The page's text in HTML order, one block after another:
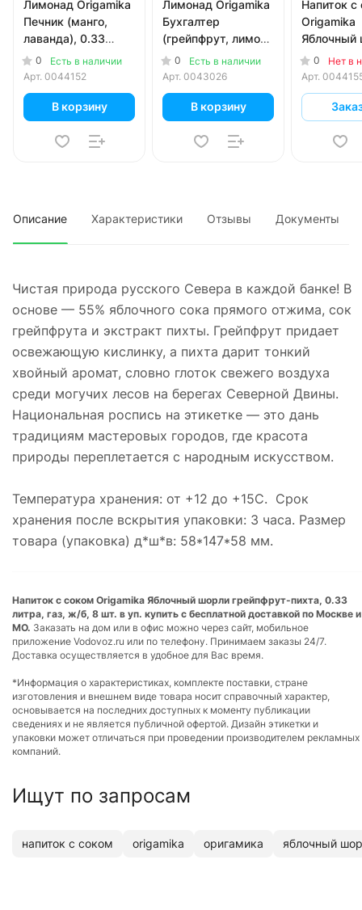
Лимонад Origamika
Печник (манго,
лаванда), 0.33
литра, газ, ж/б, 8
шт. в уп.
0
Есть в наличии
Арт. 0044152
В корзину
Лимонад Origamika
Бухгалтер
(грейпфрут, лимон,
виноград,
лемонграсс), 0.33
шт. в уп.
0
Есть в наличии
Арт. 0043026
В корзину
Напиток с
Origamika
Яблочный
лайм-
литра,
0
Нет в
Арт.
Описание Характеристики Отзывы Документы
Чистая природа русского Севера в каждой банке! В
основе — 55% яблочного сока прямого отжима, сок
грейпфрута и экстракт пихты. Грейпфрут придает
освежающую кислинку, а пихта дарит тонкий
хвойный аромат, словно глоток свежего воздуха
среди могучих лесов на берегах Северной Двины.
Национальная роспись на этикетке — это дань
традициям мастеровых городов, где красота
природы переплетается с народным искусством.
Температура хранения: от +12 до +15С. Срок
хранения после вскрытия упаковки: 3 часа. Размер
товара (упаковка) д*ш*в: 58*147*58 мм.
Напиток с соком Origamika Яблочный шорли грейпфрут-пихта, 0.33
литра, газ, ж/б, 8 шт. в уп. купить с бесплатной доставкой по Москве и
МО. Заказать на дом или в офис можно через сайт, мобильное
приложение Vodovoz.ru или по телефону. Принимаем заказы 24/7.
Доставка осуществляется в удобное для Вас время.
*Информация о характеристиках, комплекте поставки, стране
изготовления и внешнем виде товара носит справочный характер,
основывается на последних доступных к моменту публикации
сведениях и не является публичной офертой. Дизайн этикетки и
упаковки может отличаться при проведении производителем рекламных
компаний.
Ищут по запросам
напиток с соком origamika оригамика яблочный